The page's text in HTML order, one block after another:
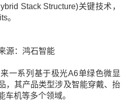
Stack Structure)关键技术，
。
源：鸿石智能
一系列基于极光A6单绿色微显
，其产品类型涉及智能穿戴、抬
车机等多个领域。